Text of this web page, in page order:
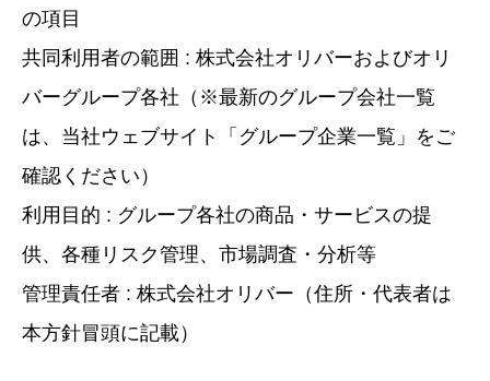
の項目
共同利用者の範囲 : 株式会社オリバーおよびオリ
バーグループ各社（※最新のグループ会社一覧
は、当社ウェブサイト「グループ企業一覧」をご
確認ください）
利用目的 : グループ各社の商品・サービスの提
供、各種リスク管理、市場調査・分析等
管理責任者 : 株式会社オリバー（住所・代表者は
本方針冒頭に記載）